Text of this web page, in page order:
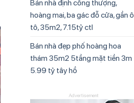
Bán nhà định công thượng,
hoàng mai, ba gác đỗ cửa, gần ô
tô, 35m2, 7.15tỷ ctl
Bán nhà đẹp phố hoàng hoa
thám 35m2 5tầng mặt tiền 3m
5.99 tỷ tây hồ
Advertisement